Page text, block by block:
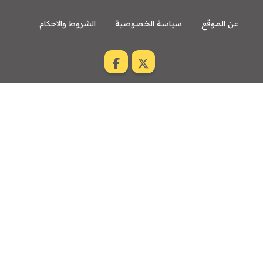
عن الموقع سياسة الخصوصية الشروط والاحكام